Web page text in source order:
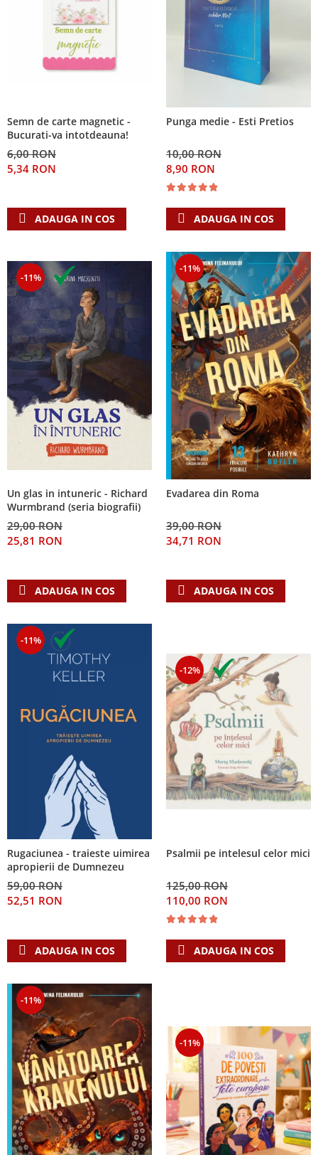
Semn de carte magnetic -
Bucurati-va intotdeauna!
6,00 RON
5,34 RON
ADAUGA IN COS
Punga medie - Esti Pretios
10,00 RON
8,90 RON
ADAUGA IN COS
-11%
Un glas in intuneric - Richard
Wurmbrand (seria biografii)
29,00 RON
25,81 RON
ADAUGA IN COS
-11%
Evadarea din Roma
39,00 RON
34,71 RON
ADAUGA IN COS
-11%
Rugaciunea - traieste uimirea
apropierii de Dumnezeu
59,00 RON
52,51 RON
ADAUGA IN COS
-12%
Psalmii pe intelesul celor mici
125,00 RON
110,00 RON
ADAUGA IN COS
-11%
-11%